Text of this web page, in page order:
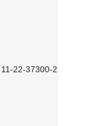
11-22-37300-2702